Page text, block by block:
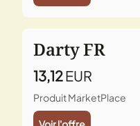
Darty FR
13,12EUR
Produit MarketPlace